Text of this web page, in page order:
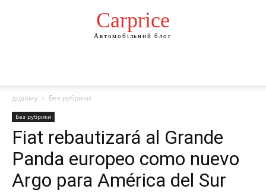
Сarprice
Автомобільний блог
додому Без рубрики
Без рубрики
Fiat rebautizará al Grande
Panda europeo como nuevo
Argo para América del Sur